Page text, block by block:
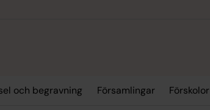
och begravning Församlingar Förskolor